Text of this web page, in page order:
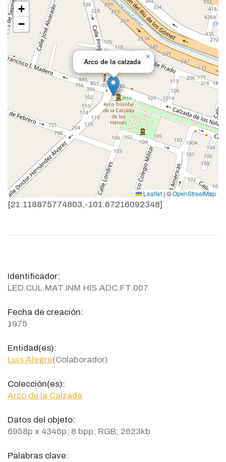
Arco de la calzada
×
+
−
Leaflet | ©OpenStreetMap
[21.118875774803,-101.67216092348]
Identificador:
LED.CUL.MAT.INM.HIS.ADC.FT.007
Fecha de creación:
1975
Entidad(es):
Luis Alegre(Colaborador)
Colección(es):
Arco de la Calzada
Datos del objeto:
6958p x 4346p; 8 bpp; RGB; 2623kb
Palabras clave: